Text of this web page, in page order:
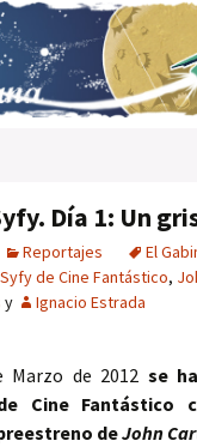
Día 1: Un
Reportajes
El
de Cine Fantástico,
y Ignacio Estrada
Marzo de 2012 se
Cine Fantástico
deJohn